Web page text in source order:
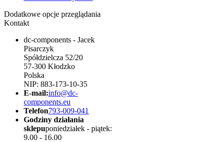
Dodatkowe opcje przeglądania
Kontakt
dc-components - Jacek
Pisarczyk
Spółdzielcza 52/20
57-300 Kłodzko
Polska
NIP: 883-173-10-35
E-mail:info@dc-
components.eu
Telefon793-009-041
Godziny działania
sklepuponiedziałek - piątek:
9.00 - 16.00